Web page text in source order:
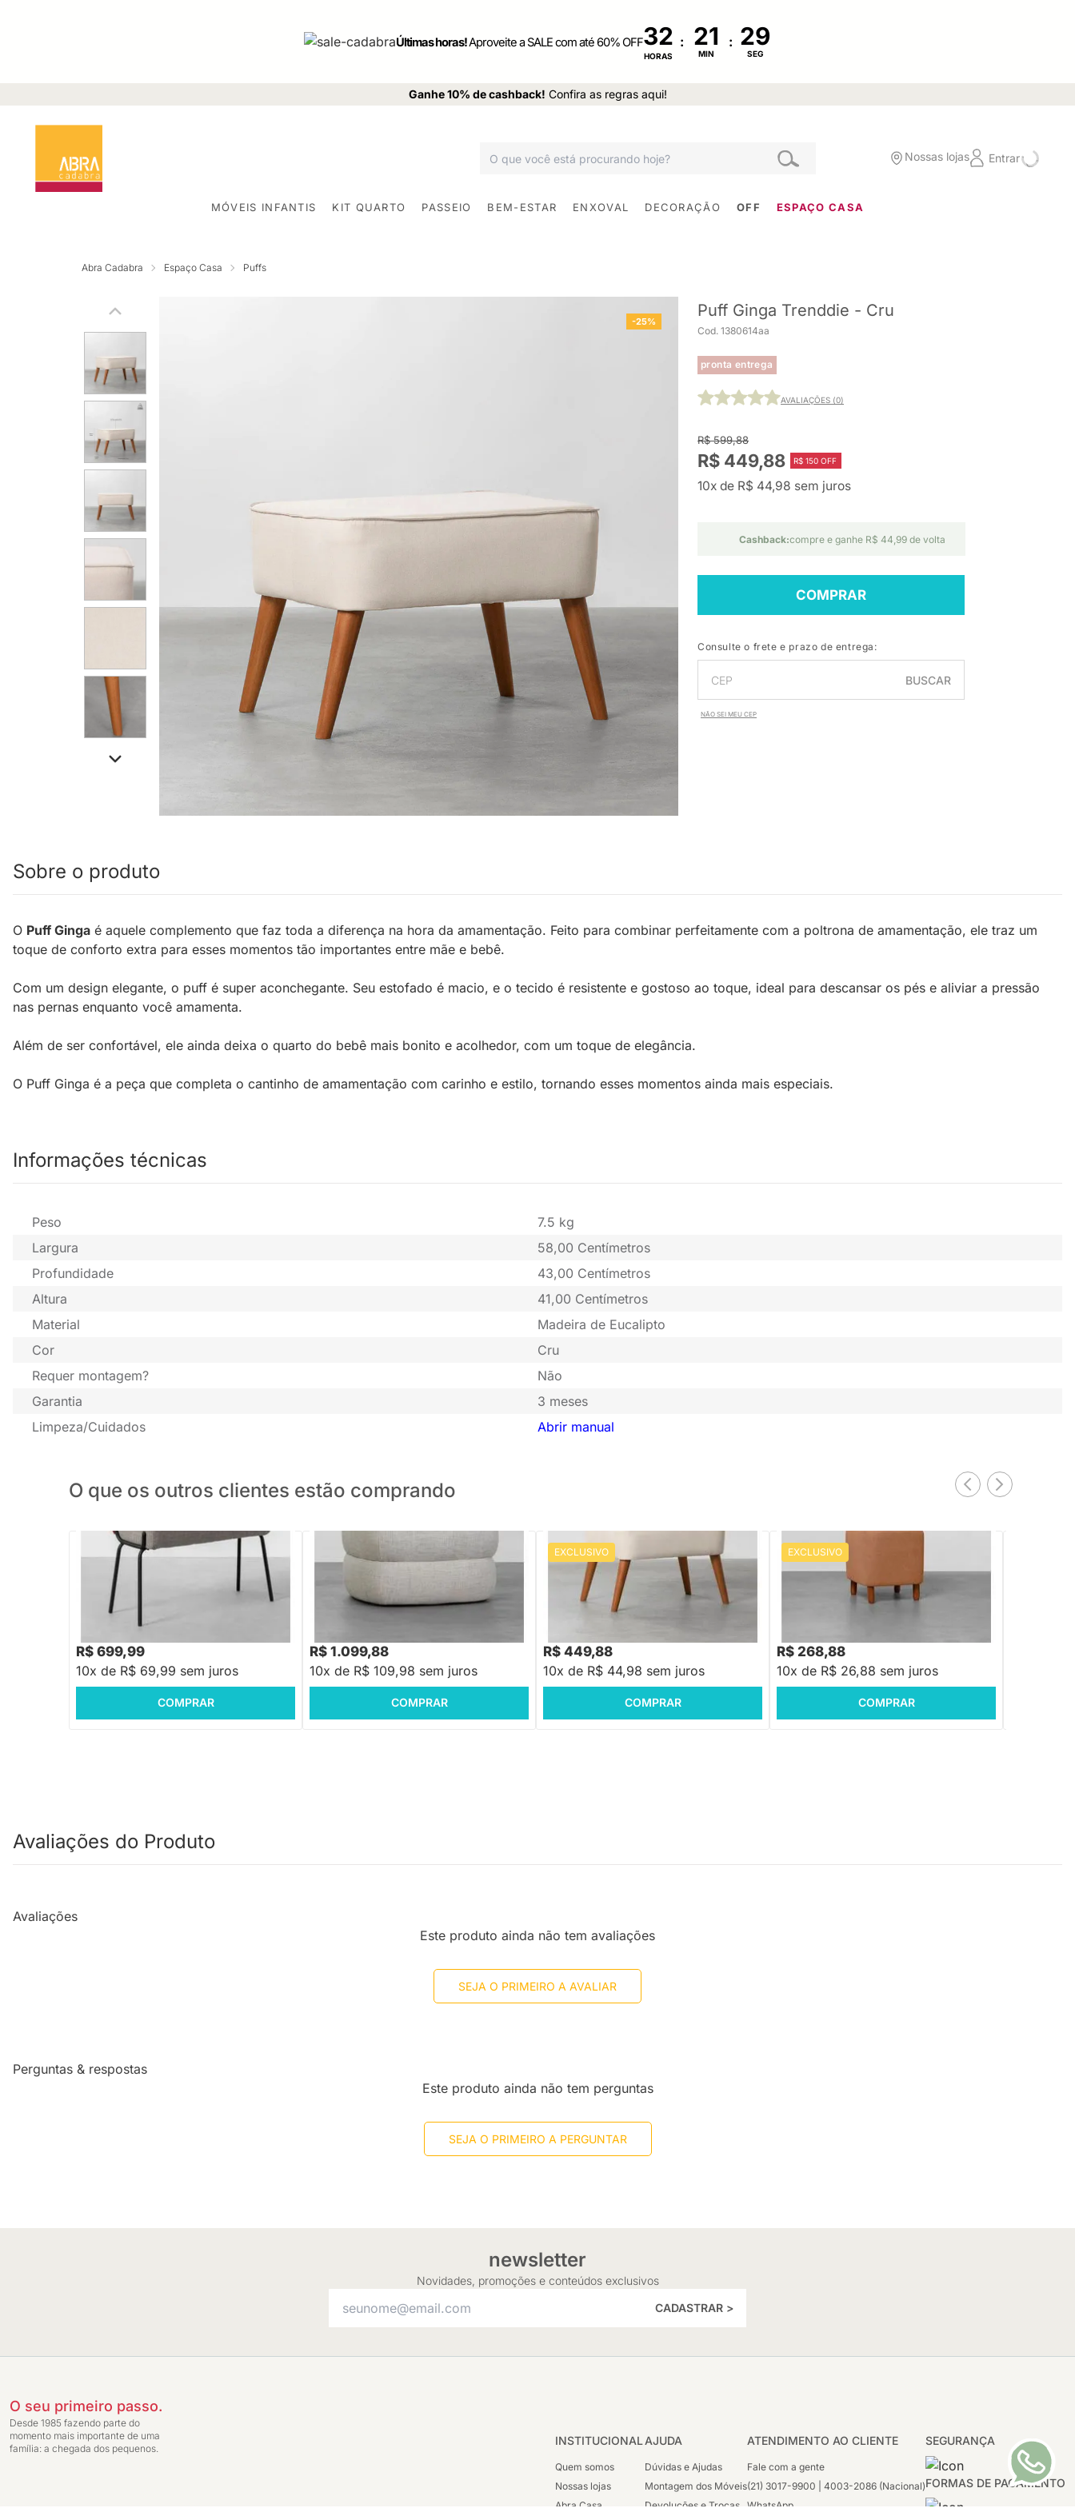
Últimas horas!Aproveite a SALE com até 60% OFF32
HORAS
:
MIN
:
SEG
Ganhe 10% de cashback! Confira as regras aqui!
Nossas lojas Entrar
MÓVEIS INFANTIS KIT QUARTO PASSEIO BEM-ESTAR ENXOVAL DECORAÇÃO OFF ESPAÇO CASA
Abra Cadabra Espaço Casa Puffs
-25%
Puff Ginga Trenddie - Cru
Cod. 1380614aa
pronta entrega
AVALIAÇÕES (0)
R$ 599,88
R$ 449,88 R$ 150 OFF
10x de R$ 44,98 sem juros
Cashback:compre e ganhe R$ 44,99 de volta
COMPRAR
Consulte o frete e prazo de entrega:
BUSCAR
NÃO SEI MEU CEP
Sobre o produto
O Puff Ginga é aquele complemento que faz toda a diferença na hora da amamentação. Feito para combinar perfeitamente com a poltrona de amamentação, ele traz um
toque de conforto extra para esses momentos tão importantes entre mãe e bebê.
Com um design elegante, o puff é super aconchegante. Seu estofado é macio, e o tecido é resistente e gostoso ao toque, ideal para descansar os pés e aliviar a pressão
nas pernas enquanto você amamenta.
Além de ser confortável, ele ainda deixa o quarto do bebê mais bonito e acolhedor, com um toque de elegância.
O Puff Ginga é a peça que completa o cantinho de amamentação com carinho e estilo, tornando esses momentos ainda mais especiais.
Informações técnicas
Peso
7.5 kg
Largura
58,00 Centímetros
Profundidade
43,00 Centímetros
Altura
41,00 Centímetros
Material
Madeira de Eucalipto
Cor
Cru
Requer montagem?
Não
Garantia
3 meses
Limpeza/Cuidados
Abrir manual
O que os outros clientes estão comprando
PRONTA ENTREGA
Puff May Tricô - Castor
R$ 699,99
10x de R$ 69,99 sem juros
COMPRAR
PRONTA ENTREGA
R$ 1.099,88
10x de R$ 109,98 sem juros
COMPRAR
EXCLUSIVO PRONTA ENTREGA
Puff Ginga Trenddie - Cru
R$ 449,88
10x de R$ 44,98 sem juros
COMPRAR
EXCLUSIVO
Puff Circus Quadrado Botonê Lajota
Versalhes - 45cmx45cm
R$ 268,88
10x de R$ 26,88 sem juros
COMPRAR
Avaliações do Produto
Avaliações
Este produto ainda não tem avaliações
SEJA O PRIMEIRO A AVALIAR
Perguntas & respostas
Este produto ainda não tem perguntas
SEJA O PRIMEIRO A PERGUNTAR
newsletter
Novidades, promoções e conteúdos exclusivos
CADASTRAR >
O seu primeiro passo.
Desde 1985 fazendo parte do
momento mais importante de uma
família: a chegada dos pequenos.
INSTITUCIONAL
Quem somos
Nossas lojas
Abra Casa
AJUDA
Dúvidas e Ajudas
Montagem dos Móveis
Devoluções e Trocas
SEGURANÇA
FORMAS DE PAGAMENTO
ATENDIMENTO AO CLIENTE
Fale com a gente
(21) 3017-9900 | 4003-2086 (Nacional)
WhatsApp